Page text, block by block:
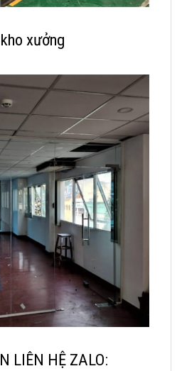
xưởng
LIÊN HỆ ZALO: